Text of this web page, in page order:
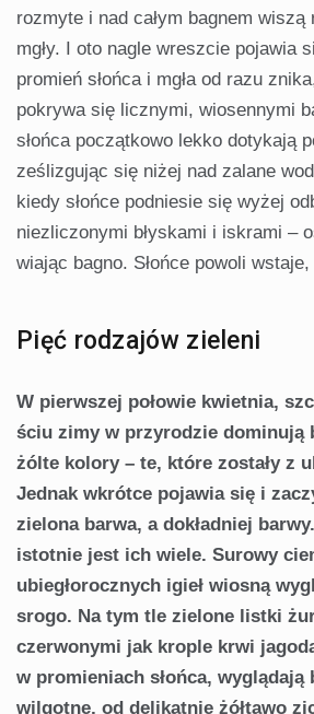
rozmyte i nad całym bagnem wiszą
mgły. I oto nagle wreszcie pojawia
promień słońca i mgła od razu
pokrywa się licznymi, wiosennymi
słońca początkowo lekko dotykają
ześlizgując się niżej nad zalane
kiedy słońce podniesie się wyżej
niezliczonymi błyskami i iskrami –
wiając bagno. Słońce powoli
Pięć rodzajów zieleni
W pierwszej połowie kwietnia,
ściu zimy w przyrodzie dominują
żólte kolory – te, które zostały z
Jednak wkrótce pojawia się i
zielona bar­wa, a dokładniej
istotnie jest ich wie­le. Surowy
ubiegłorocznych igieł wiosną
srogo. Na tym tle zielone listki
czerwonymi jak krople krwi
w promieniach słońca, wyglą­dają
wilgotne, od delikatnie żółtawo